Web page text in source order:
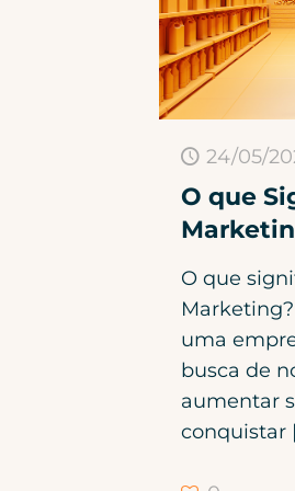
24/05/
O que
O que
uma
busca de
aumentar
conquistar